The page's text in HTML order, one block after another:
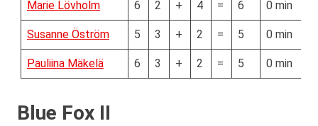
Marie Lövholm 6 2 + 4 = 6 0 min
Susanne Öström 5 3 + 2 = 5 0 min
Pauliina Mäkelä 6 3 + 2 = 5 0 min
Blue Fox II